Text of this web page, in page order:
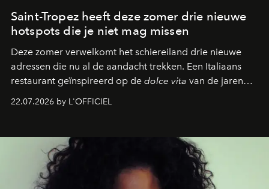
Saint-Tropez heeft deze zomer drie nieuwe
hotspots die je niet mag missen
Deze zomer verwelkomt het schiereiland drie nieuwe
adressen die nu al de aandacht trekken. Een Italiaans
restaurant geïnspireerd op de dolce vita van de jaren
zestig, een Japanse hotspot die na zonsondergang
verandert in een bruisende ontmoetingsplek en de
neerstrijkt in Saint-Tropez. Dit zijn de nieuwe adressen
die deze zomer de toon zetten, van lange lunches tot
zwoele nachten.
22.07.2026 by L'OFFICIEL